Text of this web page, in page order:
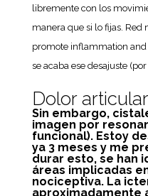
libremente con los
manera que si lo fijas.
promote inflammation
se acaba ese desajuste
Dolor
Sin embargo,
imagen por
funcional). Estoy
ya 3 meses y me
durar esto, se han
áreas implicadas
nociceptiva. La
aproximadamente